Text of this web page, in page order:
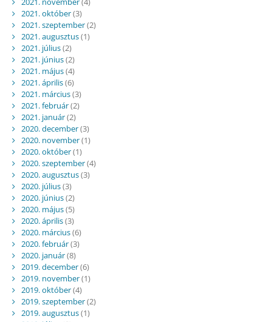
2021. október(3)
2021. szeptember(2)
2021. augusztus(1)
2021. július(2)
2021. június(2)
2021. május(4)
2021. április(6)
2021. március(3)
2021. február(2)
2021. január(2)
2020. december(3)
2020. november(1)
2020. október(1)
2020. szeptember(4)
2020. augusztus(3)
2020. július(3)
2020. június(2)
2020. május(5)
2020. április(3)
2020. március(6)
2020. február(3)
2020. január(8)
2019. december(6)
2019. november(1)
2019. október(4)
2019. szeptember(2)
2019. augusztus(1)